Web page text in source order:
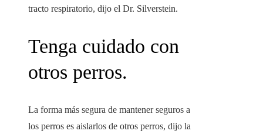
tracto respiratorio, dijo el Dr. Silverstein.
Tenga cuidado con
otros perros.
La forma más segura de mantener seguros a
los perros es aislarlos de otros perros, dijo la